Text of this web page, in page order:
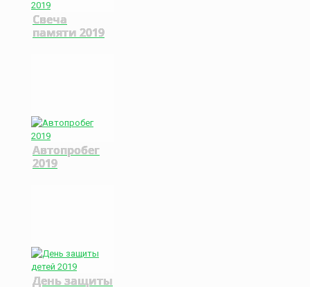
Свеча
памяти 2019
Автопробег
2019
День защиты